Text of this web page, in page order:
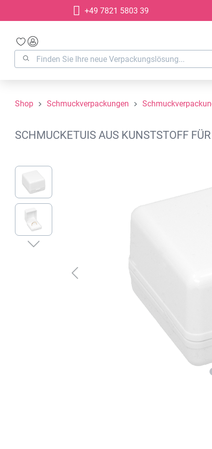
Zur Hauptnavigation springen
+49 7821 5803 39
Shop Schmuckverpackungen
SCHMUCKETUIS AUS KUNSTSTOFF
Bildergalerie überspringen